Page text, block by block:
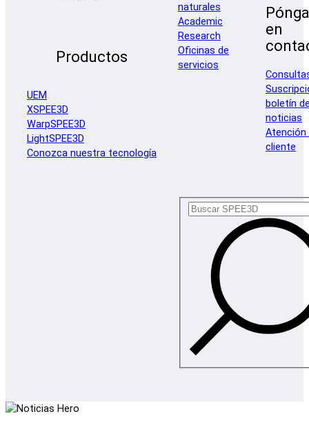
Productos
UEM
XSPEE3D
WarpSPEE3D
LightSPEE3D
Conozca nuestra tecnología
naturales
Academic
Research
Oficinas de
servicios
en
boletín
noticias
Atención
cliente